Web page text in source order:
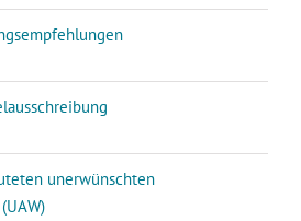
unerwünschten